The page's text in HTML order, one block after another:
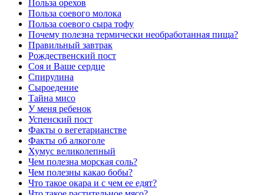
Польза орехов
Польза соевого молока
Польза соевого сыра тофу
Почему полезна термически необработанная пища?
Правильный завтрак
Рождественский пост
Соя и Ваше сердце
Спирулина
Сыроедение
Тайна мисо
У меня ребенок
Успенский пост
Факты о вегетарианстве
Факты об алкоголе
Хумус великолепный
Чем полезна морская соль?
Чем полезны какао бобы?
Что такое окара и с чем ее едят?